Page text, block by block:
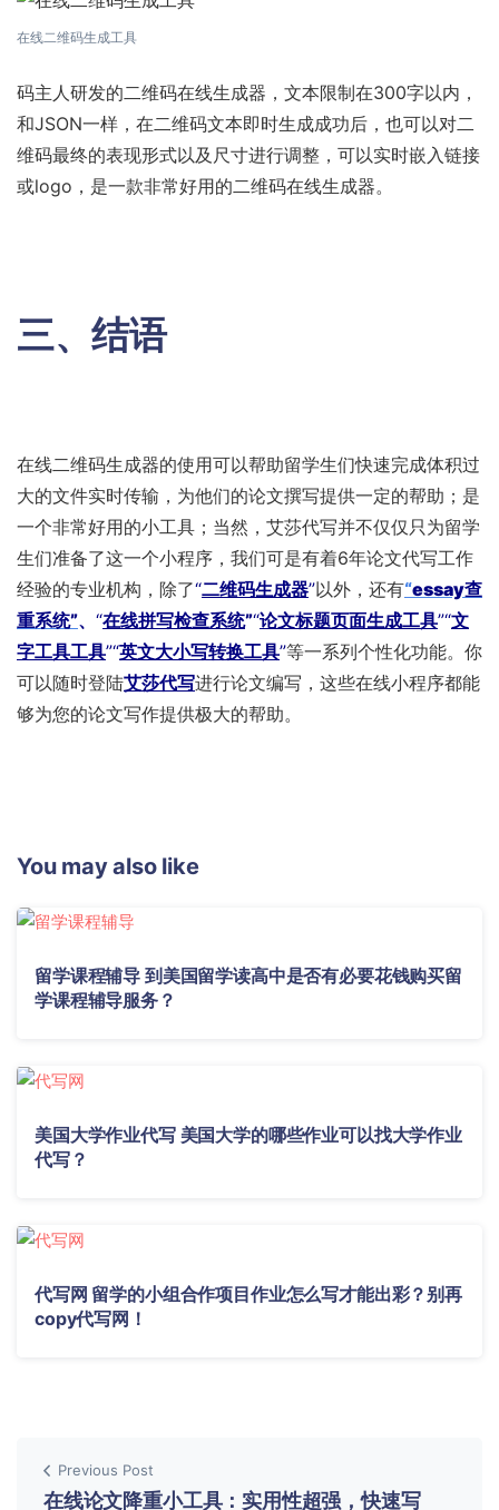
在线二维码生成工具
码主人研发的二维码在线生成器，文本限制在300字以内，
和JSON一样，在二维码文本即时生成成功后，也可以对二
维码最终的表现形式以及尺寸进行调整，可以实时嵌入链接
或logo，是一款非常好用的二维码在线生成器。
三、结语
在线二维码生成器的使用可以帮助留学生们快速完成体积过
大的文件实时传输，为他们的论文撰写提供一定的帮助；是
一个非常好用的小工具；当然，艾莎代写并不仅仅只为留学
生们准备了这一个小程序，我们可是有着6年论文代写工作
经验的专业机构，除了“二维码生成器”以外，还有“essay查
重系统”、 “在线拼写检查系统”“论文标题页面生成工具”“文
字工具工具”“英文大小写转换工具”等一系列个性化功能。你
可以随时登陆艾莎代写进行论文编写，这些在线小程序都能
够为您的论文写作提供极大的帮助。
You may also like
留学课程辅导 到美国留学读高中是否有必要花钱购买留
学课程辅导服务？
美国大学作业代写 美国大学的哪些作业可以找大学作业
代写？
代写网 留学的小组合作项目作业怎么写才能出彩？别再
copy代写网！
Previous Post
在线论文降重小工具：实用性超强，快速写